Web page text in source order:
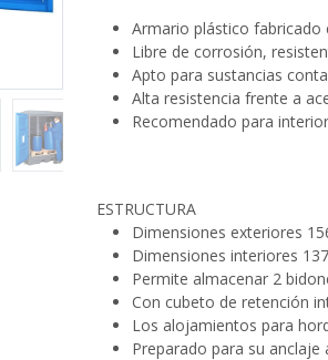
Armario plástico fabricado
Libre de corrosión,
Apto para sustancias
Alta resistencia frente a
Recomendado para
ESTRUCTURA
Dimensiones exteriores
Dimensiones interiores
Permite almacenar 2
Con cubeto de retención
Los alojamientos para
Preparado para su